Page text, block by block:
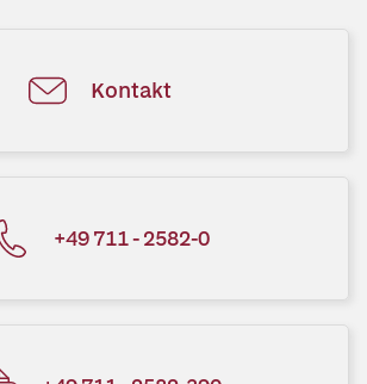
Kontakt
+49 711 - 2582-0